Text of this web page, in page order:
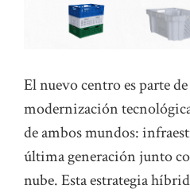
El nuevo centro es parte
modernización
de ambos mundos:
última generación junto
nube. Esta estrategia